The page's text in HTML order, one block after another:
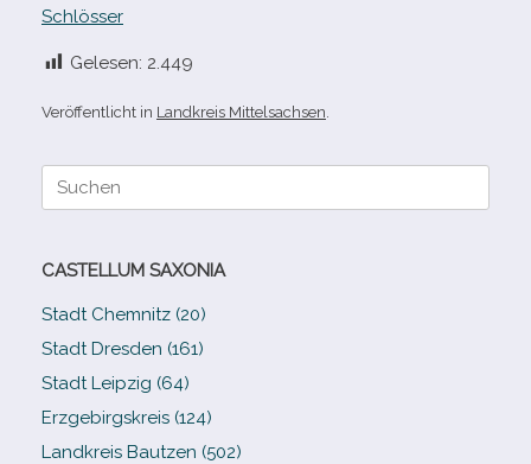
Schlösser
Gelesen: 2.449
Veröffentlicht in Landkreis Mittelsachsen
Suche
CASTELLUM SAXONIA
Stadt Chemnitz (20)
Stadt Dresden (161)
Stadt Leipzig (64)
Erzgebirgskreis (124)
Landkreis Bautzen (502)